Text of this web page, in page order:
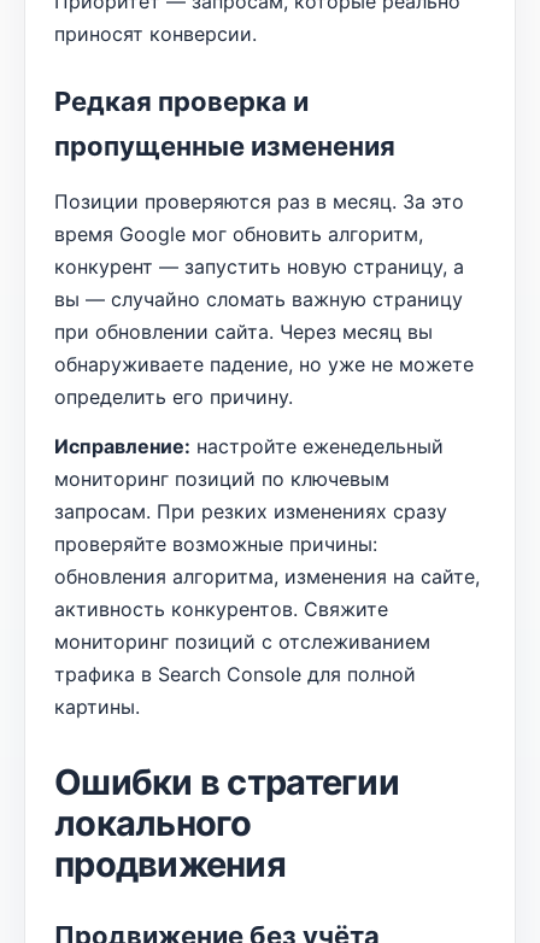
приносят конверсии.
Редкая проверка и
пропущенные изменения
Позиции проверяются раз в месяц. За это
время Google мог обновить алгоритм,
конкурент — запустить новую страницу, а
вы — случайно сломать важную страницу
при обновлении сайта. Через месяц вы
обнаруживаете падение, но уже не можете
определить его причину.
Исправление: настройте еженедельный
мониторинг позиций по ключевым
запросам. При резких изменениях сразу
проверяйте возможные причины:
обновления алгоритма, изменения на сайте,
активность конкурентов. Свяжите
мониторинг позиций с отслеживанием
трафика в Search Console для полной
картины.
Ошибки в стратегии
локального
продвижения
Продвижение без учёта